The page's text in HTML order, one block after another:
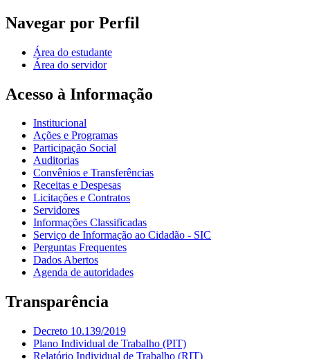
Navegar por Perfil
Área do estudante
Área do servidor
Acesso à Informação
Institucional
Ações e Programas
Participação Social
Auditorias
Convênios e Transferências
Receitas e Despesas
Licitações e Contratos
Servidores
Informações Classificadas
Serviço de Informação ao Cidadão - SIC
Perguntas Frequentes
Dados Abertos
Agenda de autoridades
Transparência
Decreto 10.139/2019
Plano Individual de Trabalho (PIT)
Relatório Individual de Trabalho (RIT)